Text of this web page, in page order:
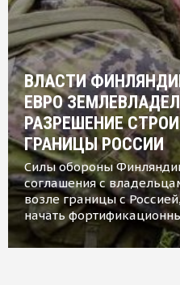
ВЛАСТИ
ЕВРО
РАЗРЕШЕНИЕ
ГРАНИЦЫ РОССИИ
Силы обороны
соглашения с
возле границы с
начать